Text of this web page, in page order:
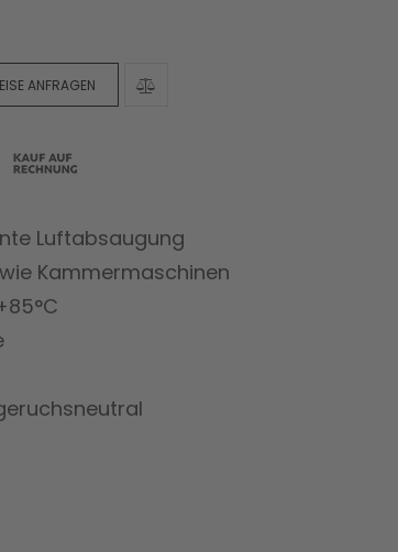
ANFRAGEN
Luftabsaugung
Kammermaschinen